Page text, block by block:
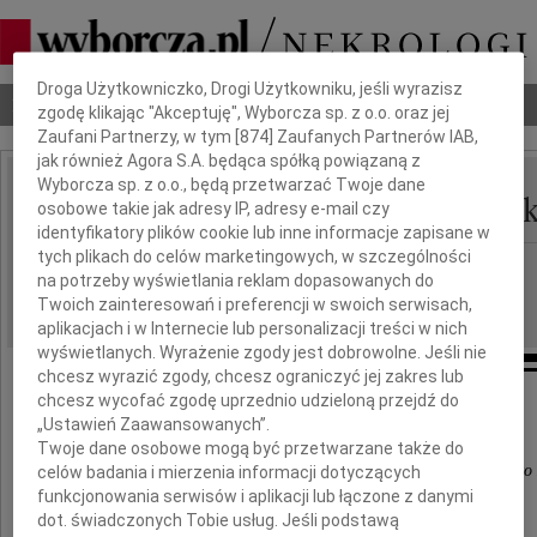
Nekrologi Odeszli Poradnik pogrzebowy
IMIĘ I NAZWISKO: Mieczysław
REGION: Poznań
DATA EMISJI: 24.02.2018
"Muzyka, będąc ze swej natury nieśmiertelna,
potrafi czasem przedłużyć życie tych, którzy są z nią
T. Pratchett
Dbamy o Twoją prywatność
Droga Użytkowniczko, Drogi Użytkowniku, jeśli wyrazisz
zgodę klikając "Akceptuję", Wyborcza sp. z o.o. oraz jej
Zaufani Partnerzy, w tym [874 ] Zaufanych Partnerów IAB,
jak również Agora S.A. będąca spółką powiązaną z
Wyborcza sp. z o.o., będą przetwarzać Twoje dane
osobowe takie jak adresy IP, adresy e-mail czy
identyfikatory plików cookie lub inne informacje zapisane w
tych plikach do celów marketingowych, w szczególności
na potrzeby wyświetlania reklam dopasowanych do
Twoich zainteresowań i preferencji w swoich serwisach,
aplikacjach i w Internecie lub personalizacji treści w nich
wyświetlanych. Wyrażenie zgody jest dobrowolne. Jeśli nie
chcesz wyrazić zgody, chcesz ograniczyć jej zakres lub
chcesz wycofać zgodę uprzednio udzieloną przejdź do
„Ustawień Zaawansowanych”.
Twoje dane osobowe mogą być przetwarzane także do
celów badania i mierzenia informacji dotyczących
funkcjonowania serwisów i aplikacji lub łączone z danymi
dot. świadczonych Tobie usług. Jeśli podstawą